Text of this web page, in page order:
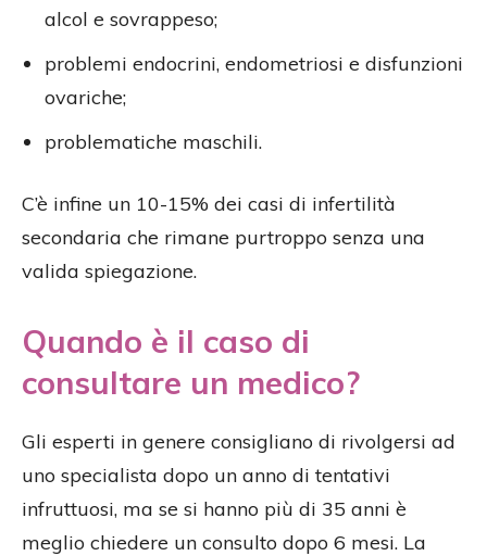
alcol e sovrappeso;
problemi endocrini, endometriosi e disfunzioni
ovariche;
problematiche maschili.
C’è infine un 10-15% dei casi di infertilità
secondaria che rimane purtroppo senza una
valida spiegazione.
Quando è il caso di
consultare un medico?
Gli esperti in genere consigliano di rivolgersi ad
uno specialista dopo un anno di tentativi
infruttuosi, ma se si hanno più di 35 anni è
meglio chiedere un consulto dopo 6 mesi. La